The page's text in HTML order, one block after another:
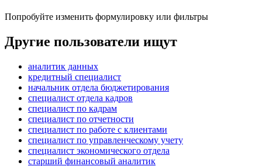
Попробуйте изменить формулировку или фильтры
Другие пользователи ищут
аналитик данных
кредитный специалист
начальник отдела бюджетирования
специалист отдела кадров
специалист по кадрам
специалист по отчетности
специалист по работе с клиентами
специалист по управленческому учету
специалист экономического отдела
старший финансовый аналитик